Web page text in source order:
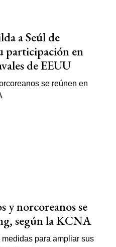
a Seúl de
participación en
de EEUU
y norcoreanos se
según la KCNA